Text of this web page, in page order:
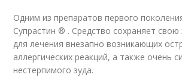
Одним из препаратов первого
Супрастин ® . Средство сохраняет
для лечения внезапно возникающих
аллергических реакций, а также очень
нестерпимого зуда.